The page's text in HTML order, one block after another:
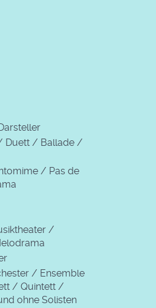
Duett / Ballade /
/ Pas de
/
/ Ensemble
/ Quintett /
ohne Solisten